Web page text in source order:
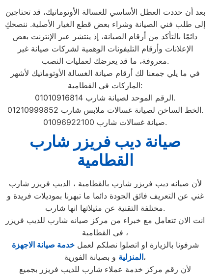
بعد أن حددت العطل الأساسي للغسالة الأوتوماتيك، قد تحتاجين
إلى طلب فني الصيانة وشراء بعض قطع الغيار الأصلية. ننصحكِ
دائمًا بالتأكد من أرقام الصيانة، إذ ينتشر عبر الإنترنت بعض
الإعلانات وأرقام التليفونات الوهمية لشركات صيانة غير
معروفة، ما قد يعرضك لعمليات النصب.
في ما يلي جمعنا لك أرقام صيانة الغسالة الأوتوماتيك لأشهر
الماركات في القطامية:
الرقم الموحد لصيانة شارب 01010916814.
الخط الساخن لصيانة غسالات ملابس شارب 01210999852.
صيانة غسالات شارب 01096922100.
صيانة ديب فريزر شارب
القطامية
لأن صيانه ديب فريزر شارب بالقطامية ، الديب فريزر شارب
غني عن التعريف فائق الجودة دائما ما تبهرنا بموديلات فريدة و
مختلفة التقنية عن مثيلاتها انها شارب.
انت الان تتعامل مع خبراء من مركز صيانه شارب للديب فريزر
في القطامية ،
شرفونا بالزيارة او اتصلوا نصلكم لعملخدمة صيانة الاجهزة
المنزليةو بصيانة الفورية،
لأن رقم مركز خدمة عملاء شارب للديب فريزر بجميع